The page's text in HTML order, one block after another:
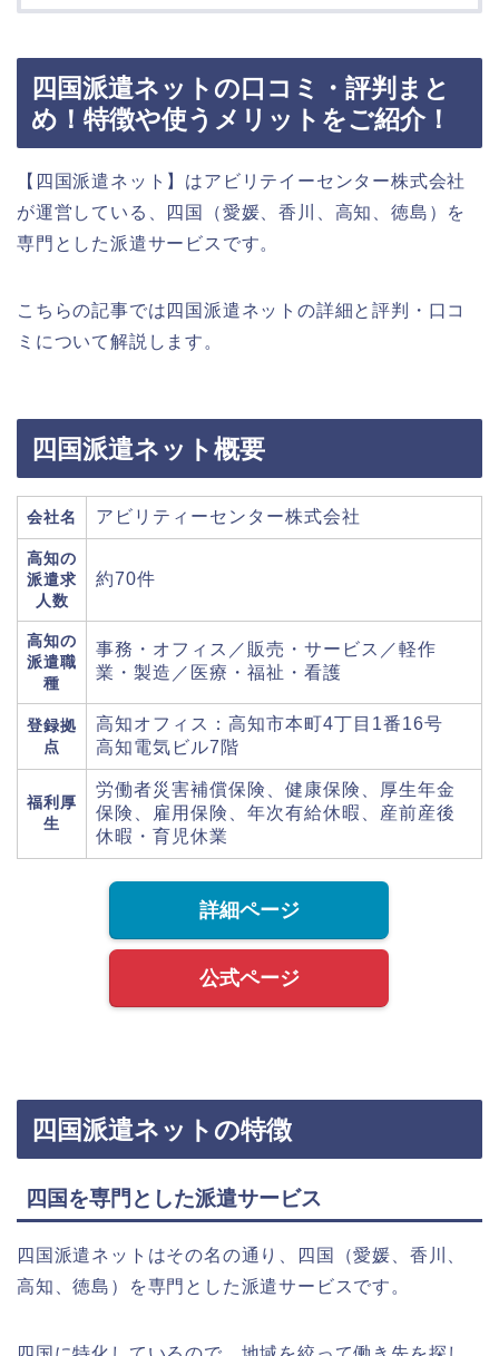
四国派遣ネットの口コミ・評判まと
め！特徴や使うメリットをご紹介！
【四国派遣ネット】はアビリテイーセンター株式会社
が運営している、四国（愛媛、香川、高知、徳島）を
専門とした派遣サービスです。
こちらの記事では四国派遣ネットの詳細と評判・口コ
ミについて解説します。
四国派遣ネット概要
会社名 アビリティーセンター株式会社
高知の
派遣求
人数
約70件
高知の
派遣職
種
事務・オフィス／販売・サービス／軽作
業・製造／医療・福祉・看護
登録拠
点
高知オフィス：高知市本町4丁目1番16号
高知電気ビル7階
福利厚
生
労働者災害補償保険、健康保険、厚生年金
保険、雇用保険、年次有給休暇、産前産後
休暇・育児休業
詳細ページ
公式ページ
四国派遣ネットの特徴
四国を専門とした派遣サービス
四国派遣ネットはその名の通り、四国（愛媛、香川、
高知、徳島）を専門とした派遣サービスです。